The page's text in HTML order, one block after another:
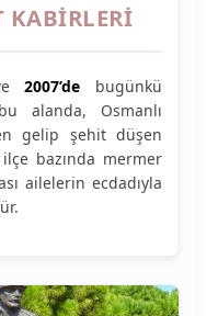
KABIRLERI
2007’de bugünkü
alanda, Osmanlı
gelip şehit düşen
bazında mermer
ailelerin ecdadıyla